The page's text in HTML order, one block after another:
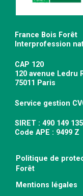
France Bois Forêt
Interprofession
CAP 120
120 avenue Ledru
75011 Paris
Service gestion
SIRET : 490 149
Code APE : 9499 Z
Politique de
Forêt
Mentions légales